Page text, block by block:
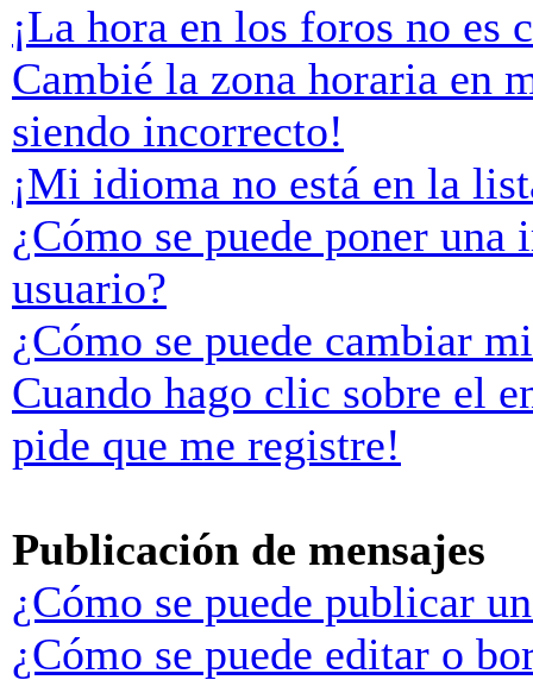
¡La hora en los foros no es
Cambié la zona horaria en
siendo incorrecto!
¡Mi idioma no está en la
¿Cómo se puede poner
usuario?
¿Cómo se puede cambiar
Cuando hago clic sobre el
pide que me registre!
Publicación de mensajes
¿Cómo se puede publicar
¿Cómo se puede editar o